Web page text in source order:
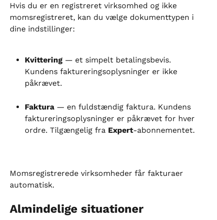
Hvis du er en registreret virksomhed og ikke
momsregistreret, kan du vælge dokumenttypen i
dine indstillinger:
Kvittering — et simpelt betalingsbevis.
Kundens faktureringsoplysninger er ikke
påkrævet.
Faktura — en fuldstændig faktura. Kundens
faktureringsoplysninger er påkrævet for hver
ordre. Tilgængelig fra Expert-abonnementet.
Momsregistrerede virksomheder får fakturaer
automatisk.
Almindelige situationer